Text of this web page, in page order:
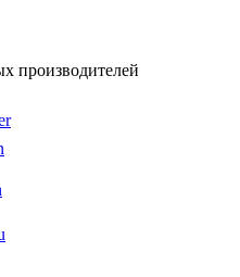
производителей